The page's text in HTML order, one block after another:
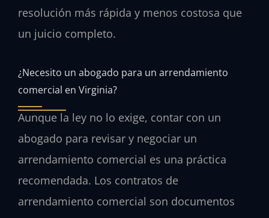
resolución más rápida y menos costosa que
un juicio completo.
¿Necesito un abogado para un arrendamiento
comercial en Virginia?
Aunque la ley no lo exige, contar con un
abogado para revisar y negociar un
arrendamiento comercial es una práctica
recomendada. Los contratos de
arrendamiento comercial son documentos